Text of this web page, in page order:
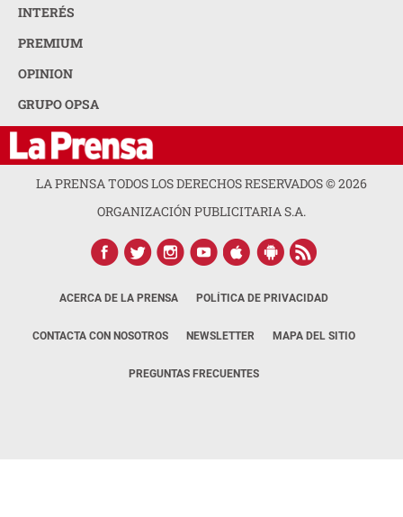
INTERÉS
PREMIUM
OPINION
GRUPO OPSA
LA PRENSA TODOS LOS DERECHOS RESERVADOS ©2026
ORGANIZACIÓN PUBLICITARIA S.A.
ACERCA DE LA PRENSA POLÍTICA DE PRIVACIDAD
CONTACTA CON NOSOTROS NEWSLETTER MAPA DEL SITIO
PREGUNTAS FRECUENTES